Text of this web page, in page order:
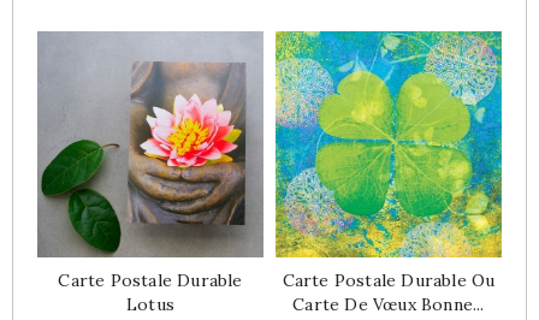
Carte Postale Durable
Lotus
Carte Postale Durable Ou
Carte De Vœux Bonne...